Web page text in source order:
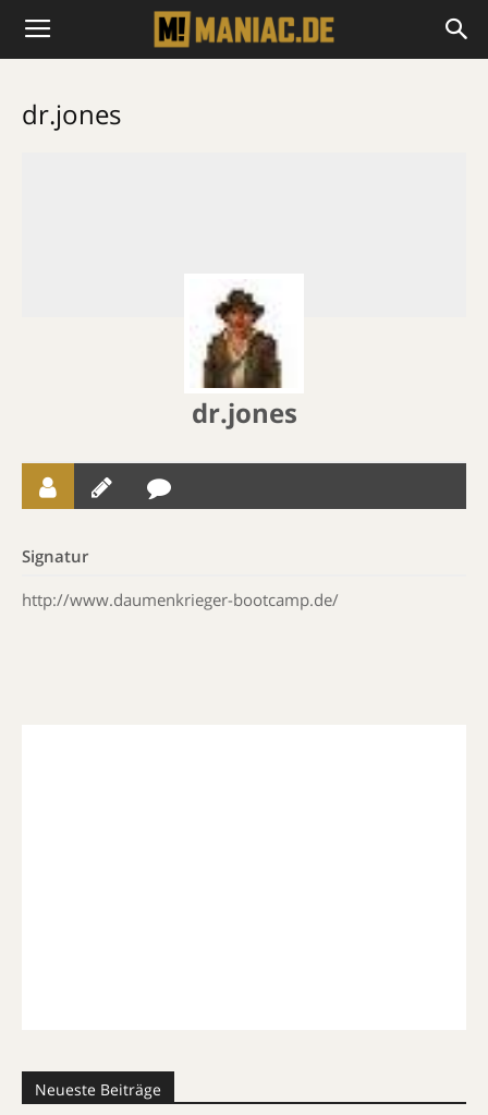
dr.jones
dr.jones
Signatur
http://www.daumenkrieger-bootcamp.de/
Neueste Beiträge